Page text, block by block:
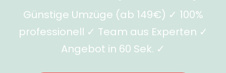
Günstige Umzüge (ab 149€) ✓ 100%
professionell ✓ Team aus Experten ✓
Angebot in 60 Sek. ✓